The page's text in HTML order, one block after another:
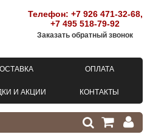
Телефон: +7 926 471-32-68,
+7 495 518-79-92
Заказать обратный звонок
ОПЛАТА
И АКЦИИ КОНТАКТЫ